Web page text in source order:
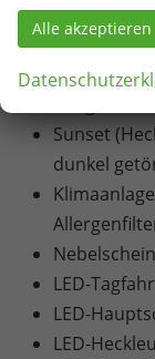
Sunset
dunkel
LED-
LED-
LED-
Alle akzeptieren